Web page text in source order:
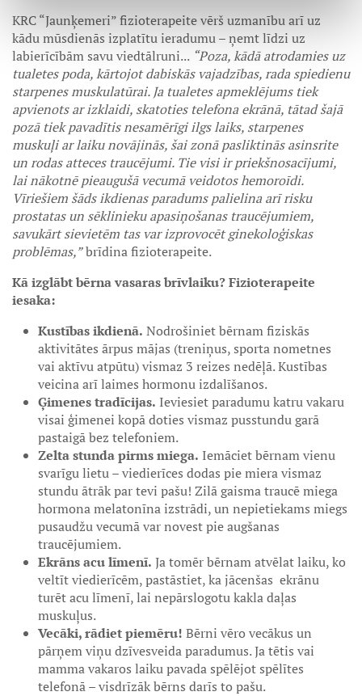
KRC “Jaunķemeri” fizioterapeite vērš uzmanību arī uz
kādu mūsdienās izplatītu ieradumu – ņemt līdzi uz
labierīcībām savu viedtālruni... “Poza, kādā atrodamies uz
tualetes poda, kārtojot dabiskās vajadzības, rada spiedienu
starpenes muskulatūrai. Ja tualetes apmeklējums tiek
apvienots ar izklaidi, skatoties telefona ekrānā, tātad šajā
pozā tiek pavadītis nesamērīgi ilgs laiks, starpenes
muskuļi ar laiku novājinās, šai zonā pasliktinās asinsrite
un rodas atteces traucējumi. Tie visi ir priekšnosacījumi,
lai nākotnē pieaugušā vecumā veidotos hemoroīdi.
Vīriešiem šāds ikdienas paradums palielina arī risku
prostatas un sēklinieku apasiņošanas traucējumiem,
savukārt sievietēm tas var izprovocēt ginekoloģiskas
problēmas,”brīdina fizioterapeite.
Kā izglābt bērna vasaras brīvlaiku? Fizioterapeite
iesaka:
Kustības ikdienā. Nodrošiniet bērnam fiziskās
aktivitātes ārpus mājas (treniņus, sporta nometnes
vai aktīvu atpūtu) vismaz 3 reizes nedēļā. Kustības
veicina arī laimes hormonu izdalīšanos.
Ģimenes tradīcijas. Ieviesiet paradumu katru vakaru
visai ģimenei kopā doties vismaz pusstundu garā
pastaigā bez telefoniem.
Zelta stunda pirms miega. Iemāciet bērnam vienu
svarīgu lietu – viedierīces dodas pie miera vismaz
stundu ātrāk par tevi pašu! Zilā gaisma traucē miega
hormona melatonīna izstrādi, un nepietiekams miegs
pusaudžu vecumā var novest pie augšanas
traucējumiem.
Ekrāns acu līmenī. Ja tomēr bērnam atvēlat laiku, ko
veltīt viedierīcēm, pastāstiet, ka jācenšas ekrānu
turēt acu līmenī, lai nepārslogotu kakla daļas
muskuļus.
Vecāki, rādiet piemēru! Bērni vēro vecākus un
pārņem viņu dzīvesveida paradumus. Ja tētis vai
mamma vakaros laiku pavada spēlējot spēlītes
telefonā – visdrīzāk bērns darīs to pašu.